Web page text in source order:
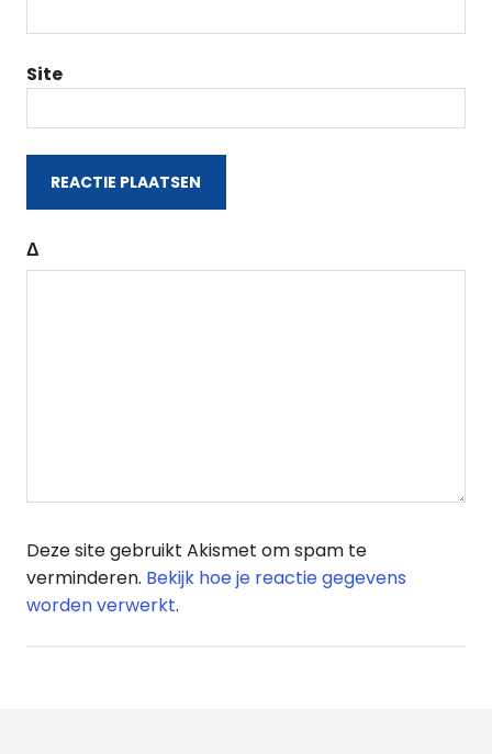
Site
Δ
Deze site gebruikt Akismet om spam te
verminderen. Bekijk hoe je reactie gegevens
worden verwerkt.